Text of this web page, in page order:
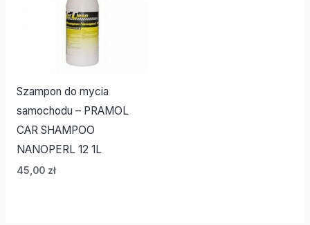
Szampon do mycia
samochodu – PRAMOL
CAR SHAMPOO
NANOPERL 12 1L
45,00 zł